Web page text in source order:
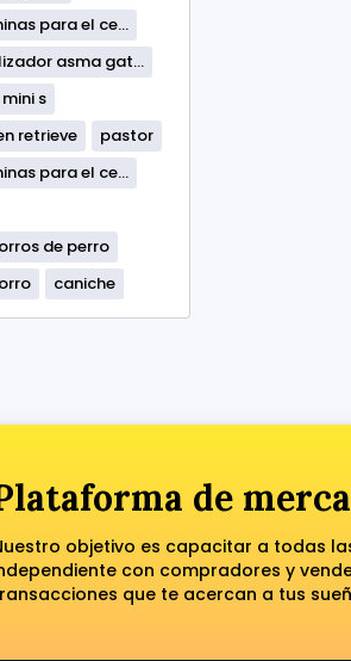
para el ce...
asma gat...
mini s
retrieve
pastor
para el ce...
de perro
caniche
de
objetivo es capacitar a todas
con compradores y
que te acercan a tus